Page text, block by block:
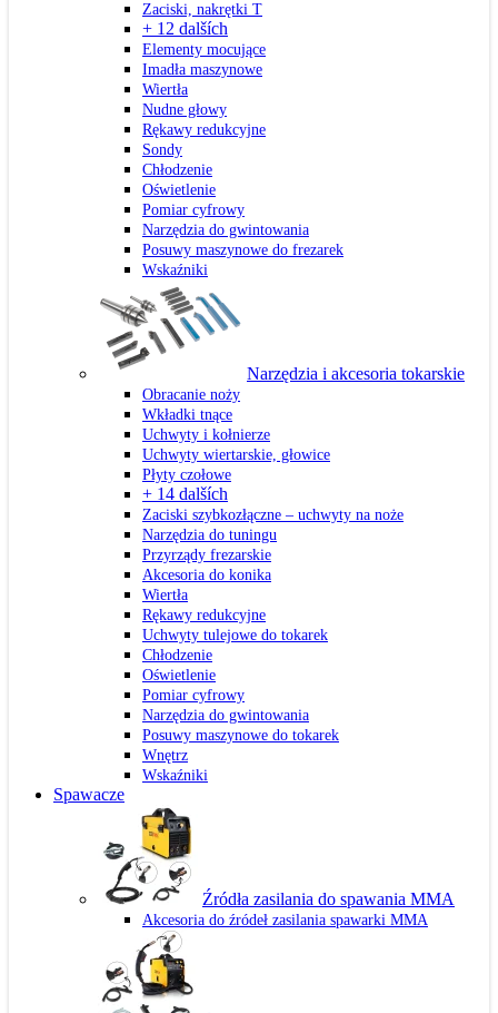
Zaciski, nakrętki T
+ 12 dalších
Elementy mocujące
Imadła maszynowe
Wiertła
Nudne głowy
Rękawy redukcyjne
Sondy
Chłodzenie
Oświetlenie
Pomiar cyfrowy
Narzędzia do gwintowania
Posuwy maszynowe do frezarek
Wskaźniki
Narzędzia i akcesoria tokarskie
Obracanie noży
Wkładki tnące
Uchwyty i kołnierze
Uchwyty wiertarskie, głowice
Płyty czołowe
+ 14 dalších
Zaciski szybkozłączne – uchwyty na noże
Narzędzia do tuningu
Przyrządy frezarskie
Akcesoria do konika
Wiertła
Rękawy redukcyjne
Uchwyty tulejowe do tokarek
Chłodzenie
Oświetlenie
Pomiar cyfrowy
Narzędzia do gwintowania
Posuwy maszynowe do tokarek
Wnętrz
Wskaźniki
Spawacze
Źródła zasilania do spawania MMA
Akcesoria do źródeł zasilania spawarki MMA